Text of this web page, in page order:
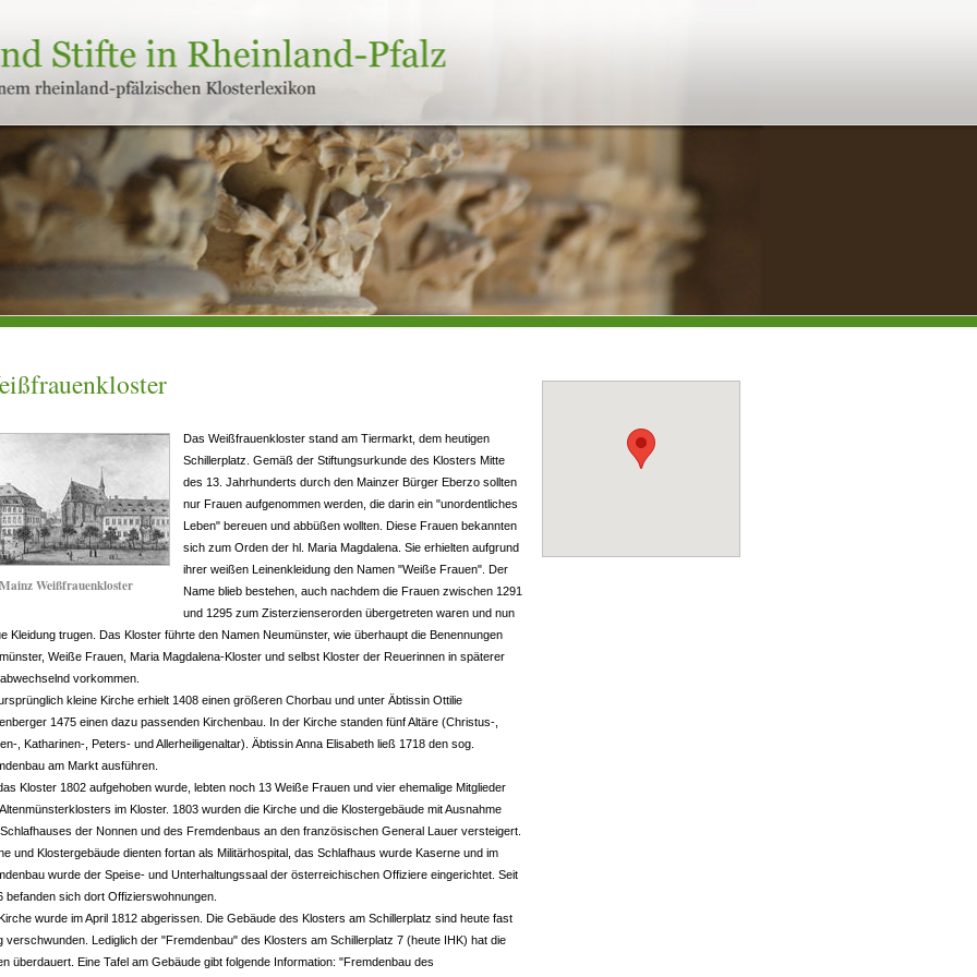
Mainz Weißfrauenkloster
Das Weißfrauenkloster stand am Tiermarkt, dem heutigen
Schillerplatz. Gemäß der Stiftungsurkunde des Klosters Mitte
des 13. Jahrhunderts durch den Mainzer Bürger Eberzo sollten
nur Frauen aufgenommen werden, die darin ein "unordentliches
Leben" bereuen und abbüßen wollten. Diese Frauen bekannten
sich zum Orden der hl. Maria Magdalena. Sie erhielten aufgrund
ihrer weißen Leinenkleidung den Namen "Weiße Frauen". Der
Name blieb bestehen, auch nachdem die Frauen zwischen 1291
und 1295 zum Zisterzienserorden übergetreten waren und nun
Kleidung trugen. Das Kloster führte den Namen Neumünster, wie überhaupt die Benennungen
Weiße Frauen, Maria Magdalena-Kloster und selbst Kloster der Reuerinnen in späterer
vorkommen.
kleine Kirche erhielt 1408 einen größeren Chorbau und unter Äbtissin Ottilie
1475 einen dazu passenden Kirchenbau. In der Kirche standen fünf Altäre (Christus-,
, Katharinen-, Peters- und Allerheiligenaltar). Äbtissin Anna Elisabeth ließ 1718 den sog.
am Markt ausführen.
Kloster 1802 aufgehoben wurde, lebten noch 13 Weiße Frauen und vier ehemalige Mitglieder
im Kloster. 1803 wurden die Kirche und die Klostergebäude mit Ausnahme
der Nonnen und des Fremdenbaus an den französischen General Lauer versteigert.
und Klostergebäude dienten fortan als Militärhospital, das Schlafhaus wurde Kaserne und im
wurde der Speise- und Unterhaltungssaal der österreichischen Offiziere eingerichtet. Seit
befanden sich dort Offizierswohnungen.
wurde im April 1812 abgerissen. Die Gebäude des Klosters am Schillerplatz sind heute fast
verschwunden. Lediglich der "Fremdenbau" des Klosters am Schillerplatz 7 (heute IHK) hat die
überdauert. Eine Tafel am Gebäude gibt folgende Information: "Fremdenbau des